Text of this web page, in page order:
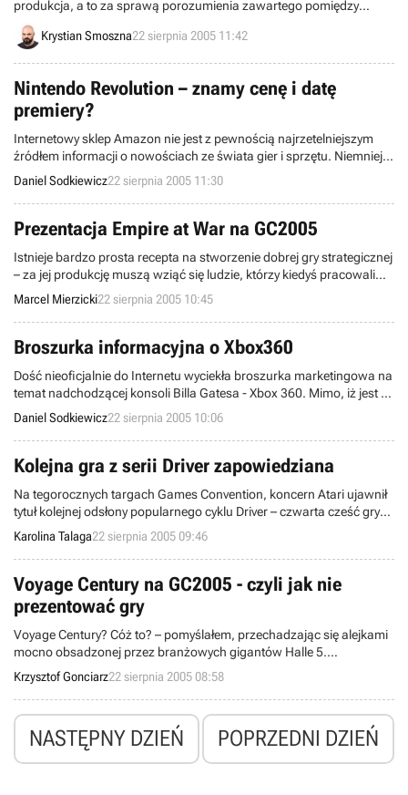
produkcja, a to za sprawą porozumienia zawartego pomiędzy
Blizzard Entertainment oraz Upper Deck Entertainment. Co ciekawe,
tym razem będzie to gra w całości oparta na programie
Krystian Smoszna22 sierpnia 2005 11:42
Nintendo Revolution – znamy cenę i datę
premiery?
Internetowy sklep Amazon nie jest z pewnością najrzetelniejszym
źródłem informacji o nowościach ze świata gier i sprzętu. Niemniej
jednak, fakt rozpoczęcia przez francuski oddział tej firmy zbierania
przedpremierowych zamówień na nową konsolę firmy Nintendo, jest
zdarzeniem wartym odnotowania.
Daniel Sodkiewicz22 sierpnia 2005 11:30
Prezentacja Empire at War na GC2005
Istnieje bardzo prosta recepta na stworzenie dobrej gry strategicznej
– za jej produkcję muszą wziąć się ludzie, którzy kiedyś pracowali
dla Westwood Studios. Natomiast żeby nie martwić się o rynek zbytu
należy akcję osadzić w realiach Gwiezdnych Wojen. Z powyższych
porad skorzystali producenci Empire at War i reakcja fanów podczas
prezentacji tego tytułu na Game Convention mówi sama za siebie –
Marcel Mierzicki22 sierpnia 2005 10:45
Broszurka informacyjna o Xbox360
Dość nieoficjalnie do Internetu wyciekła broszurka marketingowa na
temat nadchodzącej konsoli Billa Gatesa - Xbox 360. Mimo, iż jest to
produkt typowo reklamowy, z ulotki można wyczytać sporo
ciekawych informacji i dowiedzieć się o zaletach nowego tworu firmy
Microsoft.
Daniel Sodkiewicz22 sierpnia 2005 10:06
Kolejna gra z serii Driver zapowiedziana
Na tegorocznych targach Games Convention, koncern Atari ujawnił
tytuł kolejnej odsłony popularnego cyklu Driver – czwarta cześć gry
będzie nosić podtytuł Parallel Lines i ukaże się w wersji na konsole
PlayStation 2 oraz Xbox. A jej premiera jest zaplanowana na marzec
2006 roku.
Karolina Talaga22 sierpnia 2005 09:46
Voyage Century na GC2005 - czyli jak nie
prezentować gry
Voyage Century? Cóż to? – pomyślałem, przechadzając się alejkami
mocno obsadzonej przez branżowych gigantów Halle 5.
Sąsiadujące z Blizzardem stoisko, zwracające uwagę wiszącymi
pod sufitem rafandynkami (kogo witam, kogo goszczę?) zdradzało
wyraźne konotacje z karaibskimi wilkami morskimi sprzed kilku
wieków. Zaciekawiony tym niespodziewanym dość przybytkiem,
postanowiłem usiąść przy jednym ze stanowisk z odpaloną grą.
Krzysztof Gonciarz22 sierpnia 2005 08:58
NASTĘPNY DZIEŃ POPRZEDNI DZIEŃ